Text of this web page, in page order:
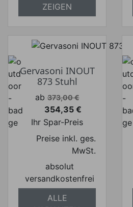
ZEIGEN
Gervasoni INOUT
873 Stuhl
Verkaufspreis
ab 373,00 €
Preis
354,35 €
Ihr Spar-Preis
Preise inkl. ges.
MwSt.
absolut
versandkostenfrei
ALLE